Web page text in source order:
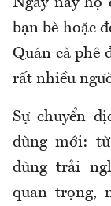
bạn bè hoặc
Quán cà phê
rất nhiều
Sự chuyển
dùng mới:
dùng trải
quan trọng,